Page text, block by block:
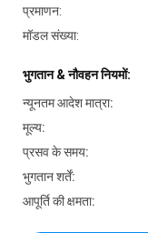
प्रमाणन:
मॉडल संख्या:
भुगतान & नौवहन नियमों:
न्यूनतम आदेश मात्रा:
मूल्य:
प्रसव के समय:
भुगतान शर्तें:
आपूर्ति की क्षमता: